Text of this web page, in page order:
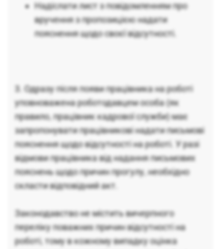
Надіслати лист з повідомленням про
вручення з пропозицією надати
пояснення щодо своєї відсутності.
3. Одразу після появи працівника на роботі
уповноважена роботодавцем особа (як
правило, працівник кадрової служби) має
запропонувати працівникові надати письмові
пояснення щодо відсутності на роботі. У разі
відмови працівника від надання письмових
пояснень щодо причин прогулу, необхідно
скласти відповідний акт.
Законодавство не містить вичерпного
переліку поважних причин відсутності на
роботі, тому в кожному випадку оцінка